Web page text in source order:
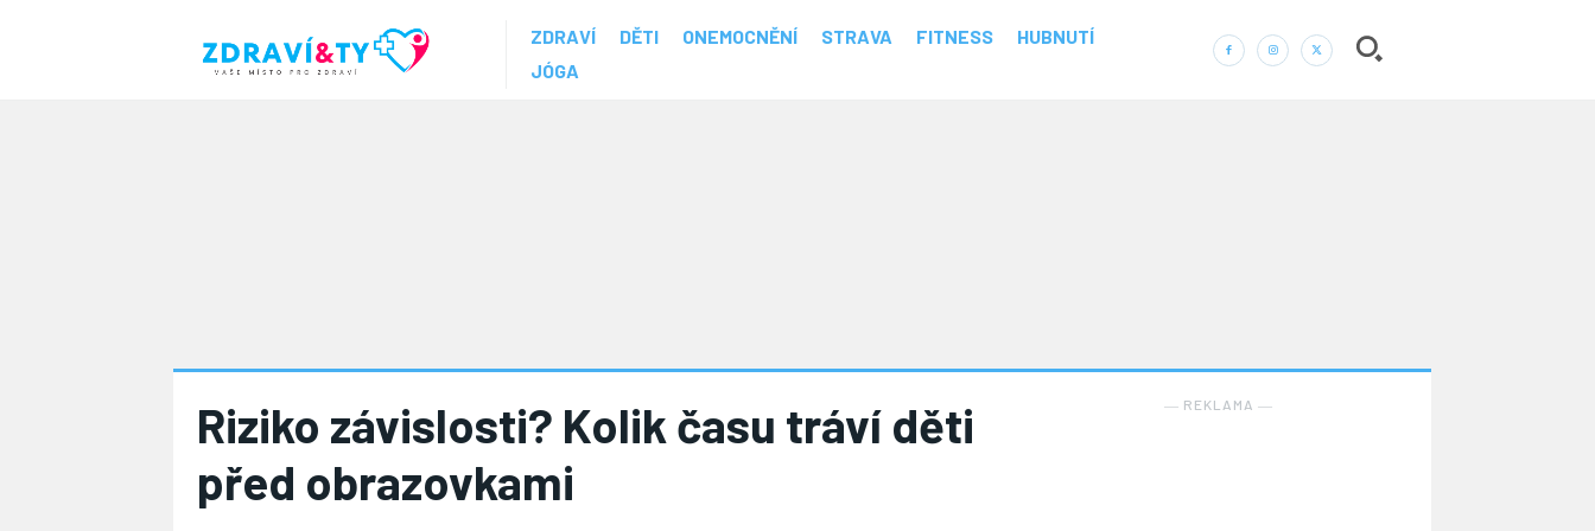
Náš web nabízí komplexní informace a rady pro
různých onemocněních, přínosné zdravotní praktiky,
ZDRAVÍ DĚTI ONEMOCNĚNÍ STRAVA FITNESS
HUBNUTÍ
JÓGA
Riziko závislosti? Kolik času tráví děti
před obrazovkami
― REKLAMA ―